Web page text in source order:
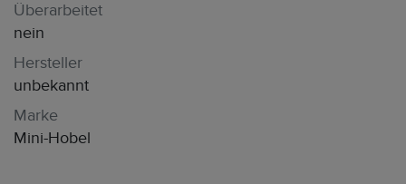
Überarbeitet
nein
Hersteller
unbekannt
Marke
Mini-Hobel